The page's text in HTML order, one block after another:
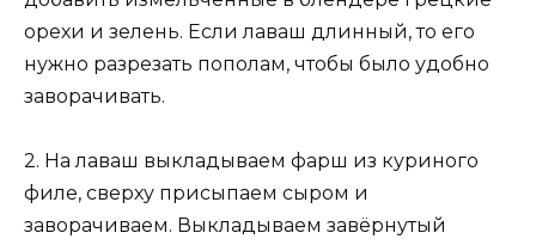
орехи и зелень. Если лаваш длинный, то его
нужно разрезать пополам, чтобы было удобно
заворачивать.
2. На лаваш выкладываем фарш из куриного
филе, сверху присыпаем сыром и
заворачиваем. Выкладываем завёрнутый